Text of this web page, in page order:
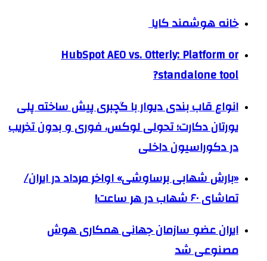
خانه هوشمند کایا
HubSpot AEO vs. Otterly: Platform or
standalone tool?
انواع قاب بندی دیوار با گچبری پیش ساخته پلی
یورتان دکارت؛ تحولی لوکس، فوری و بدون تخریب
در دکوراسیون داخلی
«بارش شهابی برساوشی» اواخر مرداد در ایران/
تماشای ۶۰ شهاب در هر ساعت!
ایران عضو سازمان جهانی همکاری هوش
مصنوعی شد